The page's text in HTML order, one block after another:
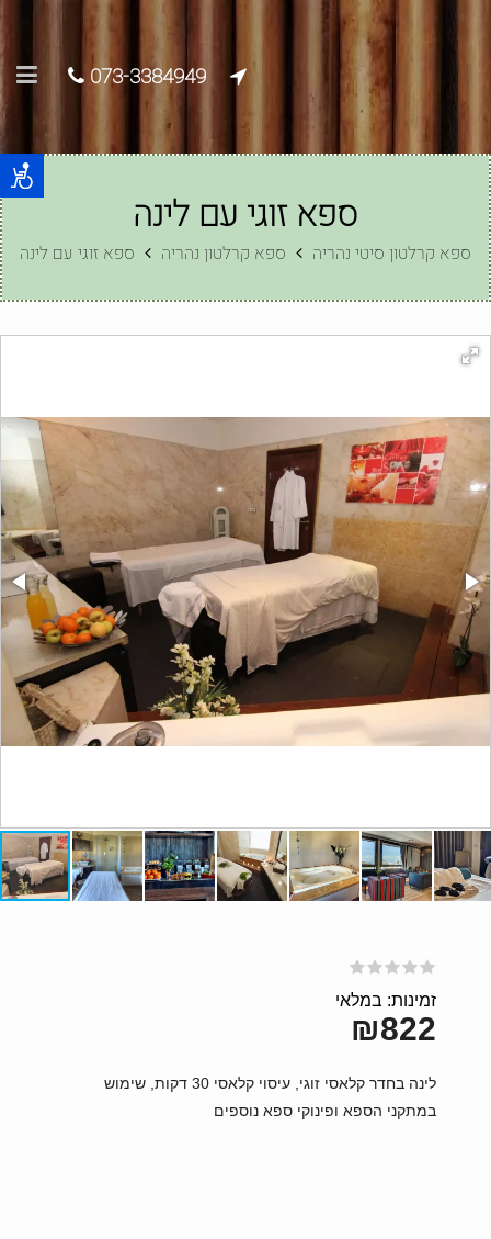
073-3384949
ספא זוגי עם לינה
ספא קרלטון סיטי נהריה ספא קרלטון נהריה ספא זוגי עם לינה
זמינות: במלאי
₪822
לינה בחדר קלאסי זוגי, עיסוי קלאסי 30 דקות, שימוש
במתקני הספא ופינוקי ספא נוספים